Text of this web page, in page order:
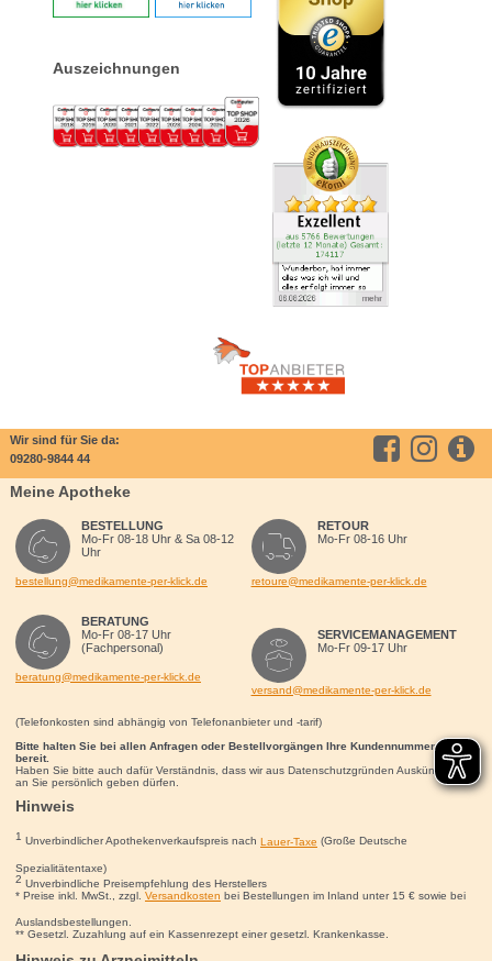
Auszeichnungen
Wir sind für Sie da:
09280-9844 44
Meine Apotheke
BESTELLUNG
Mo-Fr 08-18 Uhr & Sa 08-12
Uhr
bestellung@medikamente-per-klick.de
BERATUNG
Mo-Fr 08-17 Uhr
(Fachpersonal)
beratung@medikamente-per-klick.de
RETOUR
Mo-Fr 08-16 Uhr
retoure@medikamente-per-klick.de
SERVICEMANAGEMENT
Mo-Fr 09-17 Uhr
versand@medikamente-per-klick.de
(Telefonkosten sind abhängig von Telefonanbieter und -tarif)
Bitte halten Sie bei allen Anfragen oder Bestellvorgängen Ihre Kundennummer für uns
bereit.
Haben Sie bitte auch dafür Verständnis, dass wir aus Datenschutzgründen Auskünfte nur
an Sie persönlich geben dürfen.
Hinweis
1 Unverbindlicher Apothekenverkaufspreis nach Lauer-Taxe (Große Deutsche
Spezialitätentaxe)
2 Unverbindliche Preisempfehlung des Herstellers
* Preise inkl. MwSt., zzgl. Versandkosten bei Bestellungen im Inland unter 15 €sowie bei
Auslandsbestellungen.
** Gesetzl. Zuzahlung auf ein Kassenrezept einer gesetzl. Krankenkasse.